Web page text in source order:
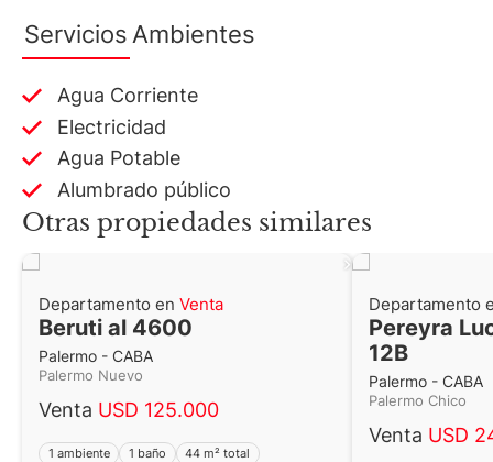
Servicios Ambientes
Agua Corriente
Electricidad
Agua Potable
Alumbrado público
Otras propiedades similares
Departamento en Venta
Beruti al 4600
Palermo - CABA
Palermo Nuevo
Venta USD 125.000
1 ambiente 1 baño 44 m² total
Departamento
Pereyra
12B
Palermo - CABA
Palermo Chico
Venta USD